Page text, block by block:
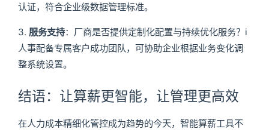
认证，符合企业级数据管理标准。
3. 服务支持：厂商是否提供定制化配置与持续优化服务？i
人事配备专属客户成功团队，可协助企业根据业务变化调
整系统设置。
结语：让算薪更智能，让管理更高效
在人力成本精细化管控成为趋势的今天，智能算薪工具不